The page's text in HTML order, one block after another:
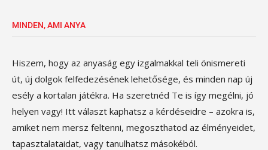
MINDEN, AMI ANYA
Hiszem, hogy az anyaság egy izgalmakkal teli önismereti
út, új dolgok felfedezésének lehetősége, és minden nap új
esély a kortalan játékra. Ha szeretnéd Te is így megélni, jó
helyen vagy! Itt választ kaphatsz a kérdéseidre – azokra is,
amiket nem mersz feltenni, megoszthatod az élményeidet,
tapasztalataidat, vagy tanulhatsz másokéból.